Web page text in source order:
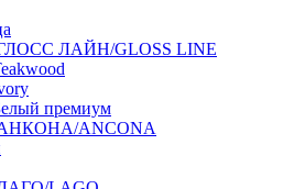
ГЛОСС ЛАЙН/GLOSS LINE
премиум
АНКОНА/ANCONA